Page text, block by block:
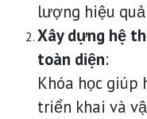
lượng hiệu
Xây dựng hệ
toàn diện:
Khóa học giúp
triển khai và